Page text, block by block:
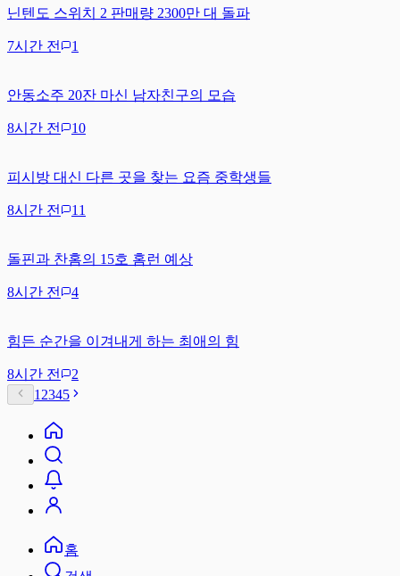
닌텐도 스위치 2 판매량 2300만 대 돌파
7시간 전 1
안동소주 20잔 마신 남자친구의 모습
8시간 전 10
피시방 대신 다른 곳을 찾는 요즘 중학생들
8시간 전 11
돌핀과 찬홈의 15호 홈런 예상
8시간 전 4
힘든 순간을 이겨내게 하는 최애의 힘
8시간 전
2
1 2345
홈